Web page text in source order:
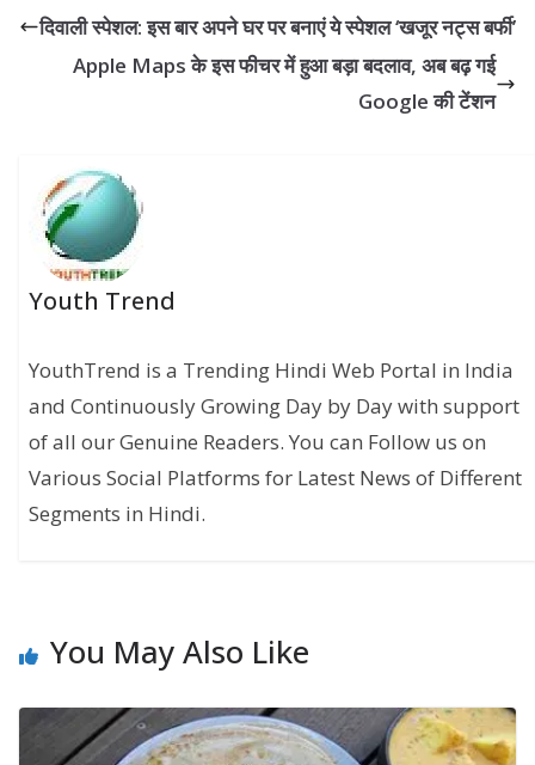
दिवाली स्‍पेशल: इस बार अपने घर पर बनाएं ये स्‍पेशल ‘खजूर नट्स बर्फी’
Apple Maps के इस फीचर में हुआ बड़ा बदलाव, अब बढ़ गई
Google की टेंशन
Youth Trend
YouthTrend is a Trending Hindi Web Portal in India
and Continuously Growing Day by Day with support
of all our Genuine Readers. You can Follow us on
Various Social Platforms for Latest News of Different
Segments in Hindi.
You May Also Like